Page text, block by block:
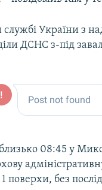
України з
ДСНС з-під
08:45 у
1 поверхи, без